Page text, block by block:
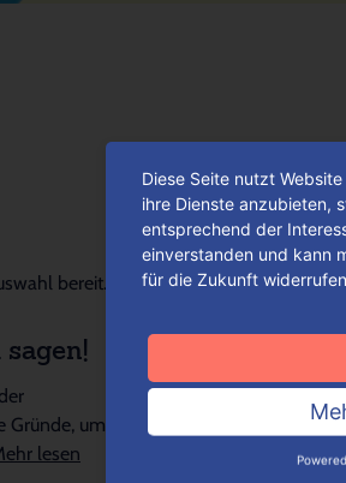
bereit.
Gründe, um
lesen
„Danke –
Oftmals möchte man
bedanken, sondern
seine Wertschätzung
Diese Seite nutzt
ihre Dienste anzubieten,
entsprechend der
einverstanden und kann
für die Zukunft